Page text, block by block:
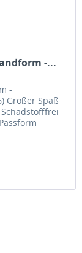
-...
-
Großer Spaß